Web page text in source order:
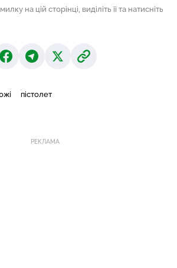
на цій сторінці, виділіть її та натисніть
пістолет
РЕКЛАМА